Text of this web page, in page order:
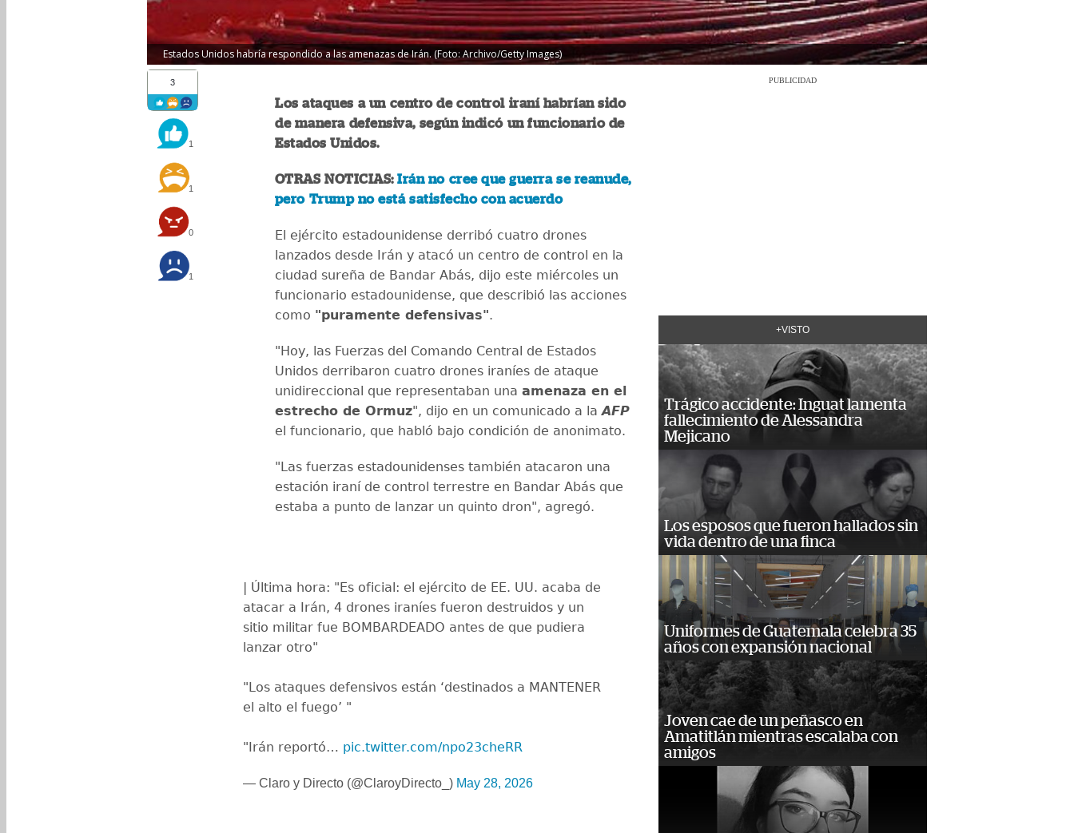
Estados Unidos habría respondido a las amenazas de Irán. (Foto: Archivo/Getty Images)
3
1
1
0
1
Los ataques a un centro de control iraní habrían sido
de manera defensiva, según indicó un funcionario de
Estados Unidos.
OTRAS NOTICIAS:Irán no cree que guerra se reanude,
pero Trump no está satisfecho con acuerdo
El ejército estadounidense derribó cuatro drones
lanzados desde Irán y atacó un centro de control en la
ciudad sureña de Bandar Abás, dijo este miércoles un
funcionario estadounidense, que describió las acciones
como "puramente defensivas".
"Hoy, las Fuerzas del Comando Central de Estados
Unidos derribaron cuatro drones iraníes de ataque
unidireccional que representaban una amenaza en el
estrecho de Ormuz", dijo en un comunicado a laAFP
el funcionario, que habló bajo condición de anonimato.
"Las fuerzas estadounidenses también atacaron una
estación iraní de control terrestre en Bandar Abás que
estaba a punto de lanzar un quinto dron", agregó.
| Última hora: "Es oficial: el ejército de EE. UU. acaba de
atacar a Irán, 4 drones iraníes fueron destruidos y un
sitio militar fue BOMBARDEADO antes de que pudiera
lanzar otro"
"Los ataques defensivos están ‘destinados a MANTENER
el alto el fuego’ "
"Irán reportó… pic.twitter.com/npo23cheRR
— Claro y Directo (@ClaroyDirecto_) May 28, 2026
PUBLICIDAD
+VISTO
Trágico accidente: Inguat lamenta
fallecimiento de Alessandra
Mejicano
Los esposos que fueron hallados sin
vida dentro de una finca
Uniformes de Guatemala celebra 35
años con expansión nacional
Joven cae de un peñasco en
Amatitlán mientras escalaba con
amigos